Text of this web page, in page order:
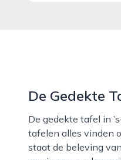
De Gedekte
De gedekte tafel in ’s-hertogenbosch is een sfeervolle speciaalzaak waar liefhebbers van koken en
tafelen alles vinden
staat de beleving